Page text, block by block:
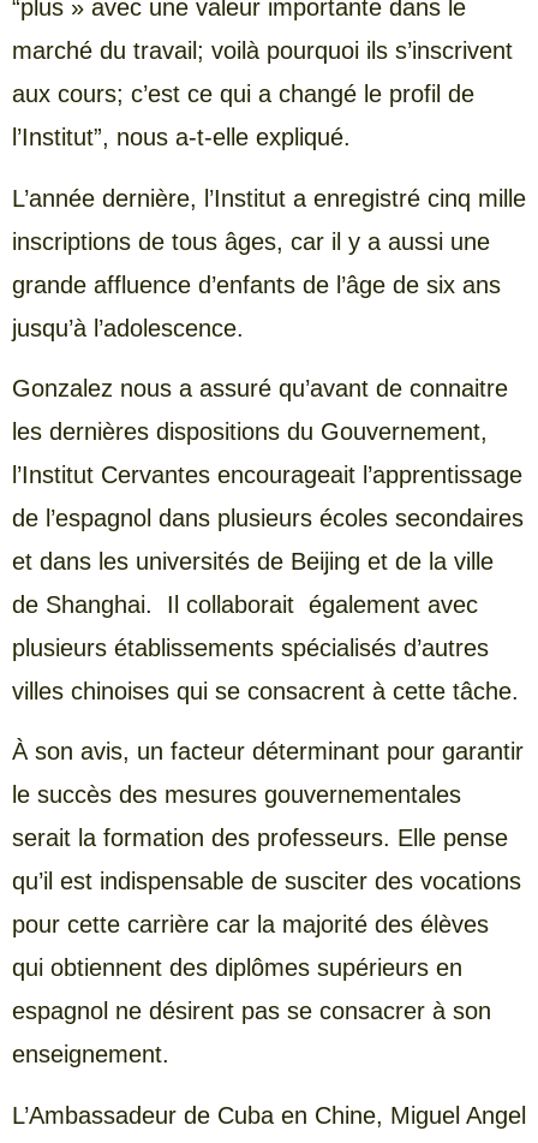
“plus » avec une valeur importante dans le
marché du travail; voilà pourquoi ils s’inscrivent
aux cours; c’est ce qui a changé le profil de
l’Institut”, nous a-t-elle expliqué.
L’année dernière, l’Institut a enregistré cinq mille
inscriptions de tous âges, car il y a aussi une
grande affluence d’enfants de l’âge de six ans
jusqu’à l’adolescence.
Gonzalez nous a assuré qu’avant de connaitre
les dernières dispositions du Gouvernement,
l’Institut Cervantes encourageait l’apprentissage
de l’espagnol dans plusieurs écoles secondaires
et dans les universités de Beijing et de la ville
de Shanghai. Il collaborait également avec
plusieurs établissements spécialisés d’autres
villes chinoises qui se consacrent à cette tâche.
À son avis, un facteur déterminant pour garantir
le succès des mesures gouvernementales
serait la formation des professeurs. Elle pense
qu’il est indispensable de susciter des vocations
pour cette carrière car la majorité des élèves
qui obtiennent des diplômes supérieurs en
espagnol ne désirent pas se consacrer à son
enseignement.
L’Ambassadeur de Cuba en Chine, Miguel Angel